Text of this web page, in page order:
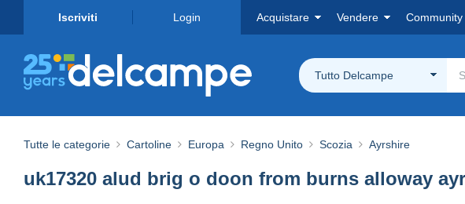
Iscriviti Login Acquistare Vendere Community
Tutto Delcampe
Tutte le categorie Cartoline Europa Regno Unito Scozia Ayrshire
uk17320 alud brig o doon from burns alloway